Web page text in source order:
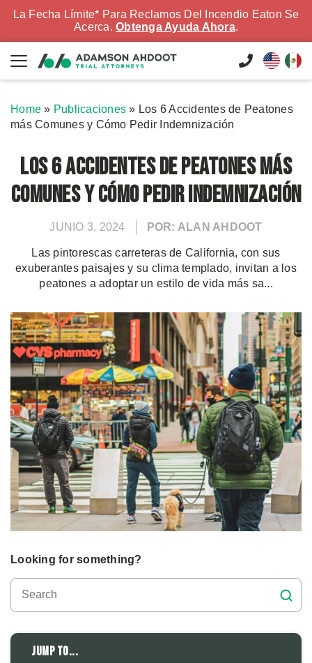
La Fecha Límite* Para Reclamos Del Incendio Eaton Se
Acerca. Obtenga Ayuda Ahora.
Home » Publicaciones » Los 6 Accidentes de Peatones
más Comunes y Cómo Pedir Indemnización
Los 6 Accidentes de Peatones más
Comunes y Cómo Pedir Indemnización
JUNIO 3, 2024 POR: ALAN AHDOOT
Las pintorescas carreteras de California, con sus
exuberantes paisajes y su clima templado, invitan a los
peatones a adoptar un estilo de vida más sa...
Looking for something?
Jump to...